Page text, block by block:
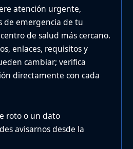
atención urgente,
de emergencia de tu
de salud más cercano.
enlaces, requisitos y
cambiar; verifica
directamente con cada
roto o un dato
avisarnos desde la